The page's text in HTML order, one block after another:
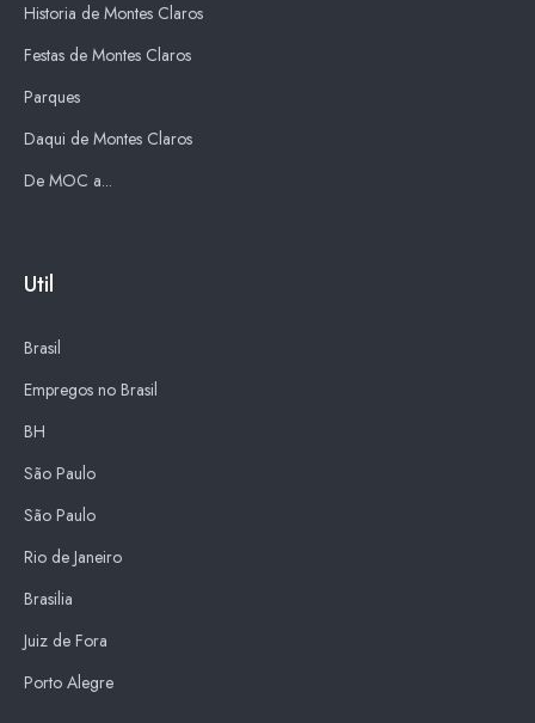
Historia de Montes Claros
Festas de Montes Claros
Parques
Daqui de Montes Claros
De MOC a...
Util
Brasil
Empregos no Brasil
BH
São Paulo
São Paulo
Rio de Janeiro
Brasilia
Juiz de Fora
Porto Alegre